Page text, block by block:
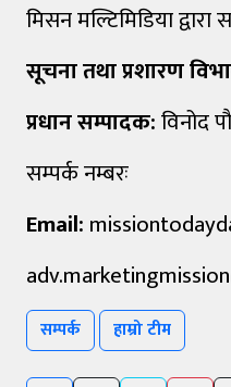
मिसन मल्टिमिडिया द्वारा
सूचना तथा प्रशारण
प्रधान सम्पादक:विनोद
सम्पर्क नम्बरः
Email:
सम्पर्क हाम्रो टीम